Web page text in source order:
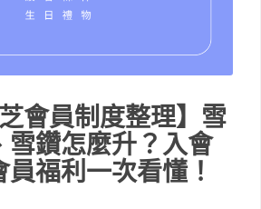
芝會員制度整理】雪
雪鑽怎麼升？入會
福利一次看懂！